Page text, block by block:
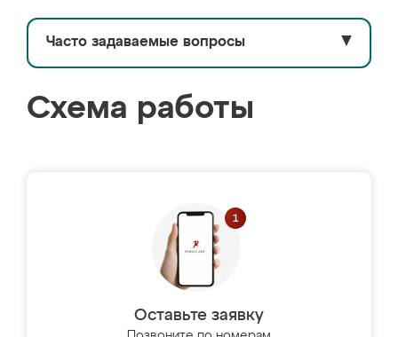
Часто задаваемые вопросы ▼
Схема работы
Оставьте заявку